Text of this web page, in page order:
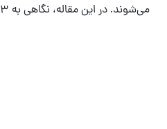
می‌شوند. در این مقاله، نگاهی به ۳ بازی داریم که با وجود گرافیک خیره‌کننده، به خاطر گیم پلی ضعیف شکست تلخی را تجربه کردند. در ادامه، همراه رسانه سرگرمی باشید.